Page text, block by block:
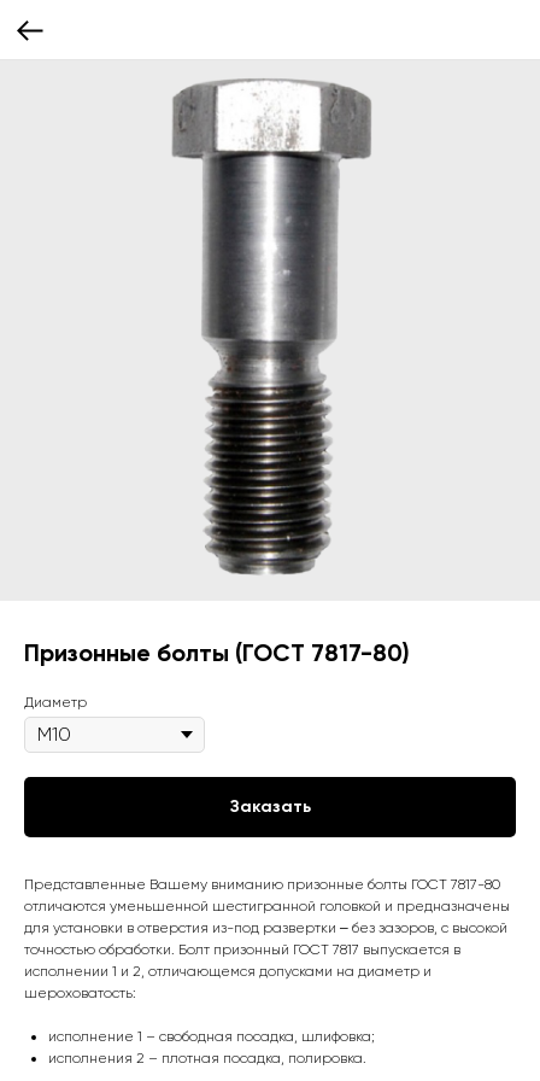
Призонные болты (ГОСТ 7817-80)
Диаметр
Заказать
Представленные Вашему вниманию призонные болты ГОСТ 7817-80
отличаются уменьшенной шестигранной головкой и предназначены
для установки в отверстия из-под развертки ‒ без зазоров, с высокой
точностью обработки. Болт призонный ГОСТ 7817 выпускается в
исполнении 1 и 2, отличающемся допусками на диаметр и
шероховатость:
исполнение 1 – свободная посадка, шлифовка;
исполнения 2 – плотная посадка, полировка.